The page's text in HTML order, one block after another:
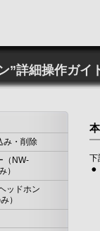
”詳細操作ガイ
み・削除
（NW-
）
ッドホン
）
下